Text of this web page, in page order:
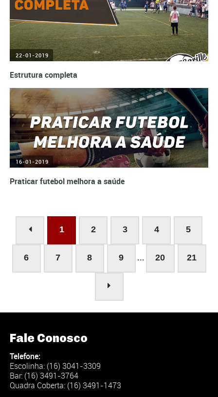
22-01-2019
Estrutura completa
16-01-2019
Praticar futebol melhora a saúde
1 2 3 4 5
6 7 8 9 ... 20 21
Fale Conosco
Telefone:
Escolinha: (16) 3041-3309
Bar: (16) 3491-3764
Quadra Coberta: (16) 3491-1473